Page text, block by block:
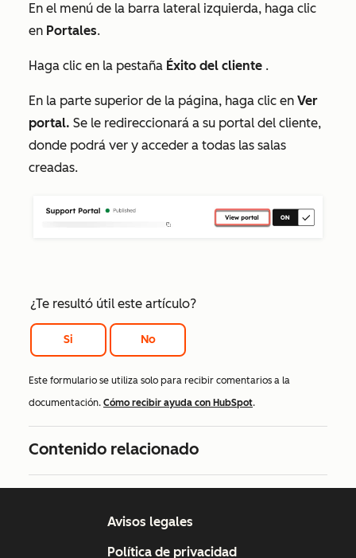
En el menú de la barra lateral izquierda, haga clic
en Portales.
Haga clic en la pestaña Éxito del cliente .
En la parte superior de la página, haga clic en Ver
portal. Se le redireccionará a su portal del cliente,
donde podrá ver y acceder a todas las salas
creadas.
¿Te resultó útil este artículo?
Si No
Este formulario se utiliza solo para recibir comentarios a la
documentación. Cómo recibir ayuda con HubSpot.
Contenido relacionado
Avisos legales
Política de privacidad